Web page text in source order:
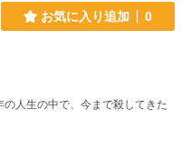
お気に入り追加 0
人生の中で、今まで殺してきた